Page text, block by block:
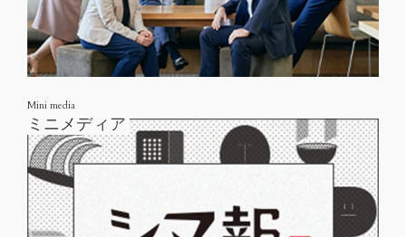
Mini media
ミニメディア